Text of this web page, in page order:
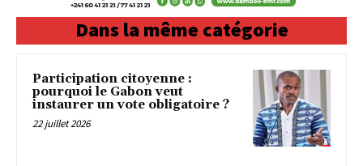
Dans la même catégorie
Participation citoyenne :
pourquoi le Gabon veut
instaurer un vote obligatoire ?
22 juillet 2026